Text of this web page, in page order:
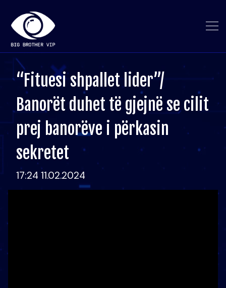
“Fituesi shpallet lider”/
Banorët duhet të gjejnë se cilit
prej banorëve i përkasin
sekretet
17:24 11.02.2024